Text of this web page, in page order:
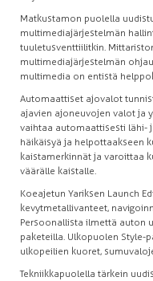
Matkustamon puolella
multimediajärjestelmän
tuuletusventtiilitkin.
multimediajärjestelmän
multimedia on entistä
Automaattiset ajovalot
ajavien ajoneuvojen valot ja
vaihtaa automaattisesti lähi-
häikäisyä ja helpottaakseen
kaistamerkinnät ja varoittaa
väärälle kaistalle.
Koeajetun Yariksen Launch
kevytmetallivanteet,
Persoonallista ilmettä auton
paketeilla. Ulkopuolen Style-
ulkopeilien kuoret,
Tekniikkapuolella tärkein